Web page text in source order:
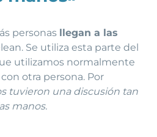
personas
llegan a las
Se utiliza esta parte del
utilizamos normalmente
otra persona. Por
tuvieron una discusión tan
manos.